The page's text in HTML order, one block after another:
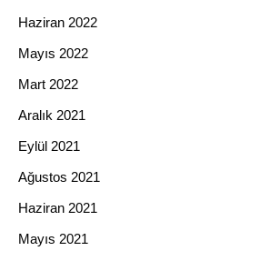
Haziran 2022
Mayıs 2022
Mart 2022
Aralık 2021
Eylül 2021
Ağustos 2021
Haziran 2021
Mayıs 2021